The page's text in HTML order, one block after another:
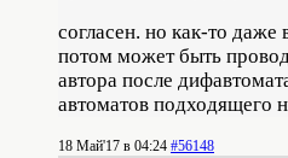
согласен. но как-то даже
потом может быть
автора после
автоматов подходящего
18 Май'17 в 04:24 #56148